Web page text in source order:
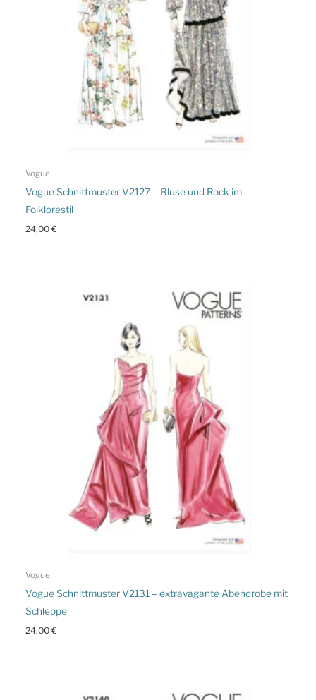
Vogue
Vogue Schnittmuster V2127 – Bluse und Rock im
Folklorestil
24,00€
Vogue
Vogue Schnittmuster V2131 – extravagante Abendrobe mit
Schleppe
24,00€